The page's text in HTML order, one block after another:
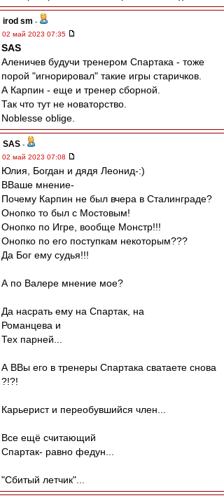
irod sm -
02 май 2023 07:35
SAS
Аленичев будучи тренером Спартака - тоже
порой "игнорировал" такие игры старичков.
А Карпин - еще и тренер сборной.
Так что тут не новаторство.
Noblesse oblige.
SAS -
02 май 2023 07:08
Юлия, Богдан и дядя Леонид-:)
ВВаше мнение-
Почему Карпин не был вчера в Сталинграде?
Онопко то был с Мостовым!
Онопко по Игре, вообще Монстр!!!
Онопко по его поступкам некоторым???
Да Бог ему судья!!!
А по Валере мнение мое?
Да насрать ему на Спартак, на
Романцева и
Тех парней...
А ВВы его в тренеры Спартака сватаете снова
?!?!
Карьерист и переобувшийся член...
Все ещё считающий
Спартак- равно федун...
"Сбитый летчик"...